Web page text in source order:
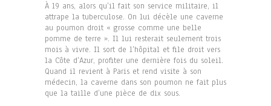
À 19 ans, alors qu’il fait son service militaire, il
attrape la tuberculose. On lui décèle une caverne
au poumon droit « grosse comme une belle
pomme de terre ». Il lui resterait seulement trois
mois à vivre. Il sort de l’hôpital et file droit vers
la Côte d’Azur, profiter une dernière fois du soleil.
Quand il revient à Paris et rend visite à son
médecin, la caverne dans son poumon ne fait plus
que la taille d’une pièce de dix sous.